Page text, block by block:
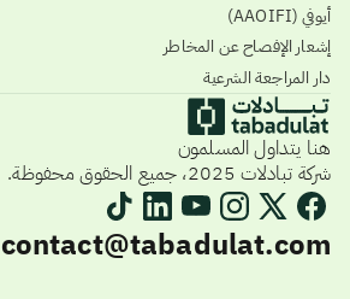
أيوفي (AAOIFI)
إشعار الإفصاح عن المخاطر
دار المراجعة الشرعية
هنا يتداول المسلمون
شركة تبادلات 2025، جميع الحقوق محفوظة.
contact@tabadulat.com